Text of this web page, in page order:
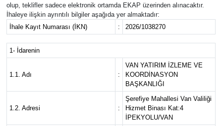
olup, teklifler sadece elektronik ortamda EKAP üzerinden alınacaktır.
İhaleye ilişkin ayrıntılı bilgiler aşağıda yer almaktadır:
İhale Kayıt Numarası (İKN)
: 2026/1038270
1- İdarenin
1.1. Adı :
VAN YATIRIM İZLEME VE
KOORDİNASYON
BAŞKANLIĞI
1.2. Adresi :
Şerefiye Mahallesi Van Valiliği
Hizmet Binası Kat:4
İPEKYOLU/VAN
Dünya
RESMİ İLANLAR
Haber Arşivi